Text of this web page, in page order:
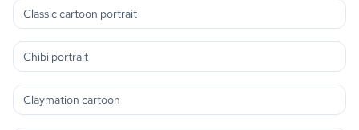
Classic cartoon portrait
Chibi portrait
Claymation cartoon